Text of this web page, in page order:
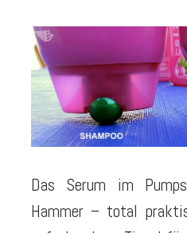
Das Serum im
Hammer – total